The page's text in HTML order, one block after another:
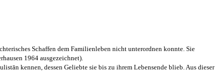
Schaffen dem Familienleben nicht unterordnen konnte. Sie
1964 ausgezeichnet).
kennen, dessen Geliebte sie bis zu ihrem Lebensende blieb. Aus dieser